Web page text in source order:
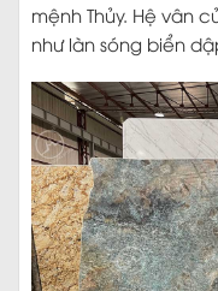
mệnh Thủy. Hệ vân
như làn sóng biển